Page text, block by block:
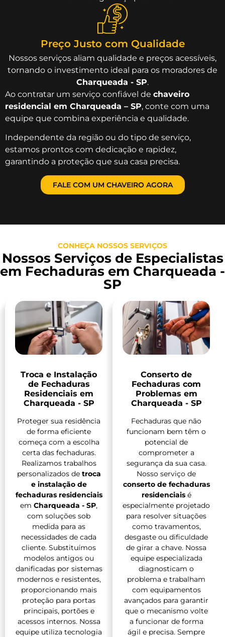
Preço Justo com Qualidade
Nossos serviços aliam qualidade e preços acessíveis,
tornando o investimento ideal para os moradores de
Charqueada - SP.
Ao contratar um serviço confiável de chaveiro
residencial em Charqueada – SP, conte com uma
equipe que combina experiência e qualidade.
Independente da região ou do tipo de serviço,
estamos prontos com dedicação e rapidez,
garantindo a proteção que sua casa precisa.
FALE COM UM CHAVEIRO AGORA
CONHEÇA NOSSOS SERVIÇOS
Nossos Serviços de Especialistas
em Fechaduras em Charqueada -
SP
Troca e Instalação
de Fechaduras
Residenciais em
Charqueada - SP
Proteger sua residência
de forma eficiente
começa com a escolha
certa das fechaduras.
Realizamos trabalhos
personalizados de troca
e instalação de
fechaduras residenciais
em Charqueada - SP,
com soluções sob
medida para as
necessidades de cada
cliente. Substituímos
modelos antigos ou
danificadas por sistemas
modernos e resistentes,
proporcionando mais
proteção para portas
principais, portões e
acessos internos. Nossa
equipe utiliza tecnologia
Conserto de
Fechaduras com
Problemas em
Charqueada - SP
Fechaduras que não
funcionam bem têm o
potencial de
comprometer a
segurança da sua casa.
Nosso serviço de
conserto de fechaduras
residenciaisé
especialmente projetado
para resolver situações
como travamentos,
desgaste ou dificuldade
de girar a chave. Nossa
equipe especializada
diagnosticam o
problema e trabalham
com equipamentos
avançados para garantir
que o mecanismo volte
a funcionar de forma
ágil e precisa. Sempre